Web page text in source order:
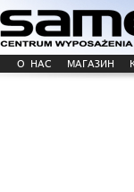
О НАС МАГАЗИН